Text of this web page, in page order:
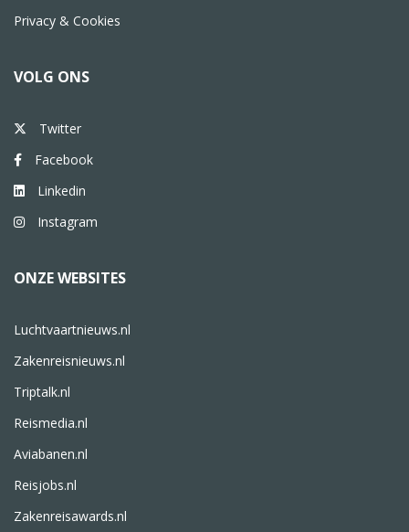
Privacy & Cookies
VOLG ONS
Twitter
Facebook
Linkedin
Instagram
ONZE WEBSITES
Luchtvaartnieuws.nl
Zakenreisnieuws.nl
Triptalk.nl
Reismedia.nl
Aviabanen.nl
Reisjobs.nl
Zakenreisawards.nl